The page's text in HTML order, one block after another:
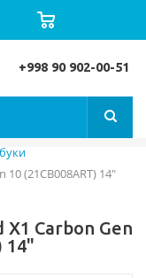
+998 90 902-00-51
(21CB008ART) 14"
Carbon Gen
14"